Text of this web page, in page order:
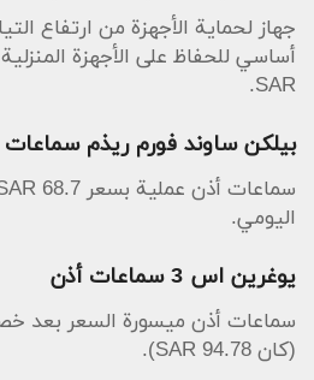
جهاز لحماية الأجهزة من ارتفاع
SAR.
بيلكن ساوند فورم ريذم
اليومي.
يوغرين اس 3 سماعات أذن
(كان 94.78 SAR).